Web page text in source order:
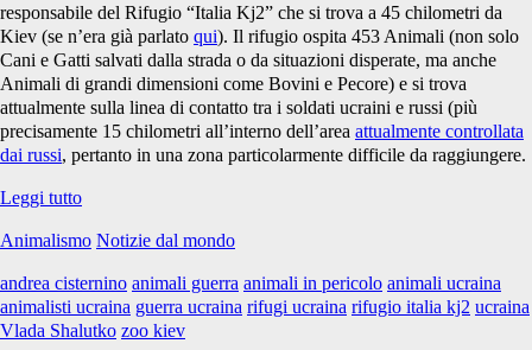
responsabile del Rifugio “Italia Kj2” che si trova a 45 chilometri da
Kiev (se n’era già parlato qui). Il rifugio ospita 453 Animali (non solo
Cani e Gatti salvati dalla strada o da situazioni disperate, ma anche
Animali di grandi dimensioni come Bovini e Pecore) e si trova
attualmente sulla linea di contatto tra i soldati ucraini e russi (più
precisamente 15 chilometri all’interno dell’area attualmente controllata
dai russi, pertanto in una zona particolarmente difficile da raggiungere.
Leggi tuttoAnche
Animali
la
guerra
#8
Animalismo Notizie dal mondo
andrea cisternino animali guerra animali in pericolo animali ucraina
animalisti ucraina guerra ucraina rifugi ucraina rifugio italia kj2 ucraina
Vlada Shalutko zoo kiev